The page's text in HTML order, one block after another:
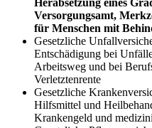
Herabsetzung eines
Versorgungsamt,
für Menschen mit
Gesetzliche
Entschädigung bei
Arbeitsweg und bei
Verletztenrente
Gesetzliche
Hilfsmittel und
Krankengeld und